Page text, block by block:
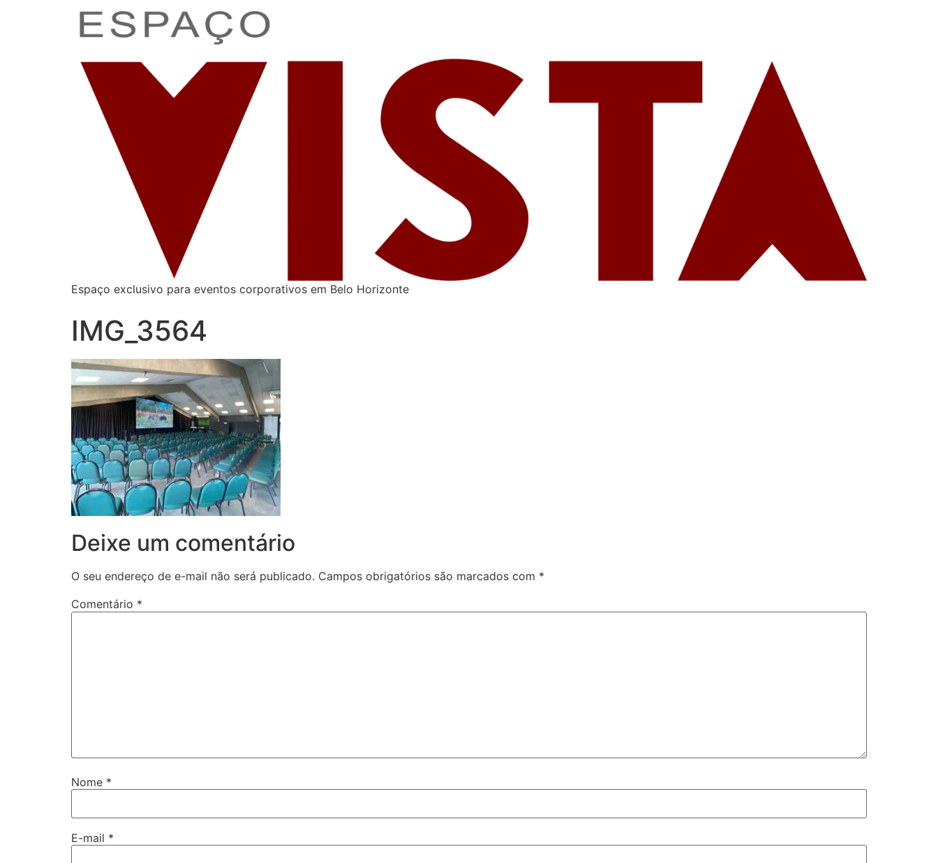
Espaço exclusivo para eventos corporativos em Belo Horizonte
IMG_3564
Deixe um comentário
O seu endereço de e-mail não será publicado. Campos obrigatórios são marcados com *
Comentário *
Nome *
E-mail *